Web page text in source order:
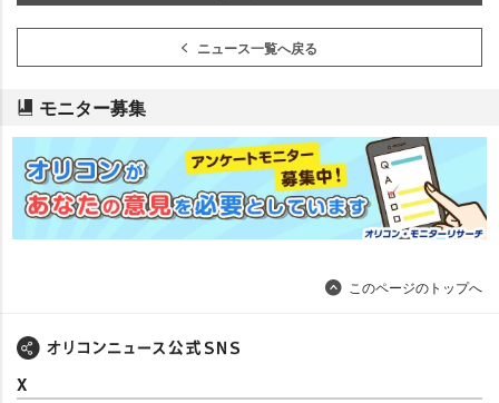
ニュース一覧へ戻る
モニター募集
このページのトップへ
X